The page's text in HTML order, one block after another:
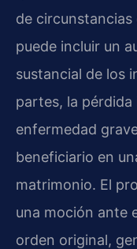
de circunstancias
puede incluir un
sustancial de los
partes, la
enfermedad
beneficiario en
matrimonio. El
una moción ante
orden original,